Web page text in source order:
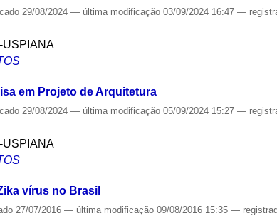
29/08/2024— última modificação 03/09/2024 16:47—
USPIANA
em Projeto de Arquitetura
29/08/2024— última modificação 05/09/2024 15:27—
USPIANA
vírus no Brasil
27/07/2016— última modificação 09/08/2016 15:35—